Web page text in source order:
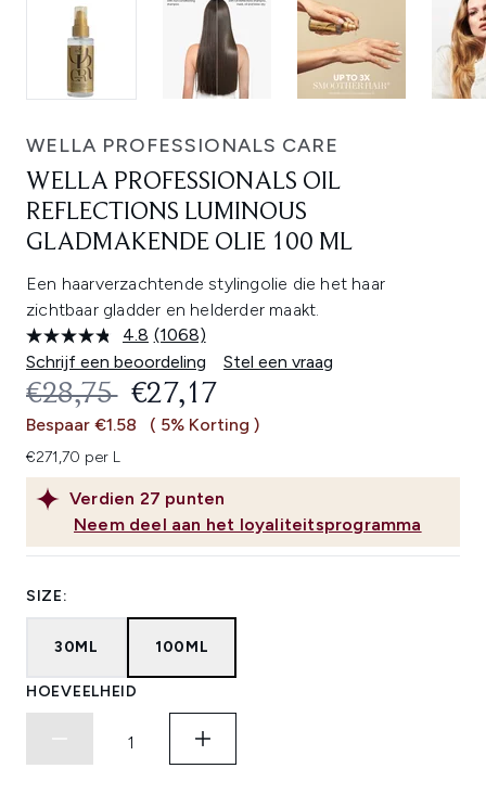
WELLA PROFESSIONALS CARE
WELLA PROFESSIONALS OIL
REFLECTIONS LUMINOUS
GLADMAKENDE OLIE 100 ML
Een haarverzachtende stylingolie die het haar
zichtbaar gladder en helderder maakt.
4.8 Lees
1068
beoordelingen.
Dezelfde
paginalink.
(1068)
Schrijf een beoordeling
Stel een vraag
Verdien 27 punten
Neem deel aan het loyaliteitsprogramma
RECOMMENDED RETAIL PRICE:
€28,75 HUIDIGE PRIJS:
€27,17
Bespaar €1.58 ( 5% Korting )
€271,70 per L
SIZE:
30ML 100ML
HOEVEELHEID